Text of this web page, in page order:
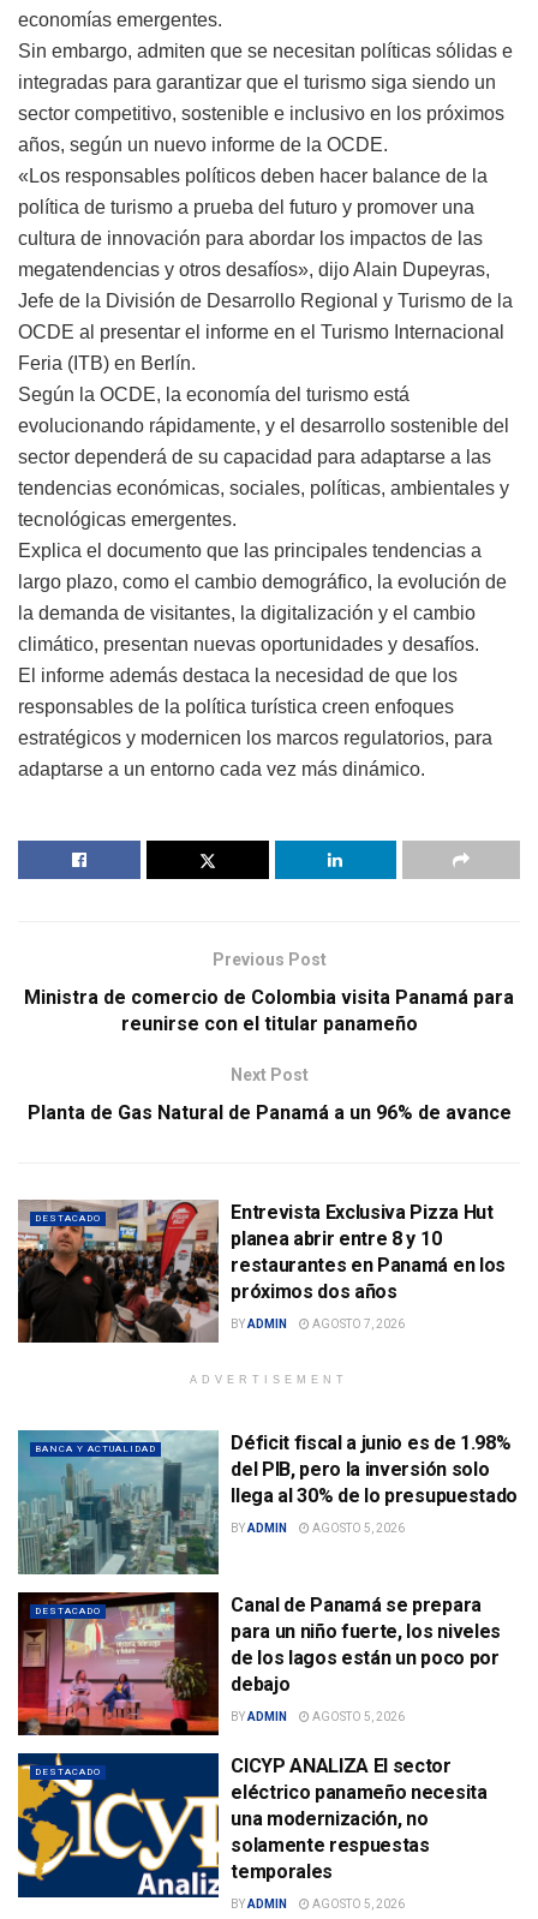
economías emergentes.
Sin embargo, admiten que se necesitan políticas sólidas e
integradas para garantizar que el turismo siga siendo un
sector competitivo, sostenible e inclusivo en los próximos
años, según un nuevo informe de la OCDE.
«Los responsables políticos deben hacer balance de la
política de turismo a prueba del futuro y promover una
cultura de innovación para abordar los impactos de las
megatendencias y otros desafíos», dijo Alain Dupeyras,
Jefe de la División de Desarrollo Regional y Turismo de la
OCDE al presentar el informe en el Turismo Internacional
Feria (ITB) en Berlín.
Según la OCDE, la economía del turismo está
evolucionando rápidamente, y el desarrollo sostenible del
sector dependerá de su capacidad para adaptarse a las
tendencias económicas, sociales, políticas, ambientales y
tecnológicas emergentes.
Explica el documento que las principales tendencias a
largo plazo, como el cambio demográfico, la evolución de
la demanda de visitantes, la digitalización y el cambio
climático, presentan nuevas oportunidades y desafíos.
El informe además destaca la necesidad de que los
responsables de la política turística creen enfoques
estratégicos y modernicen los marcos regulatorios, para
adaptarse a un entorno cada vez más dinámico.
Previous Post
Ministra de comercio de Colombia visita Panamá para
reunirse con el titular panameño
Next Post
Planta de Gas Natural de Panamá a un 96% de avance
DESTACADO
Entrevista Exclusiva Pizza Hut
planea abrir entre 8 y 10
restaurantes en Panamá en los
próximos dos años
BYADMIN AGOSTO 7, 2026
ADVERTISEMENT
BANCA Y ACTUALIDAD
Déficit fiscal a junio es de 1.98%
del PIB, pero la inversión solo
llega al 30% de lo presupuestado
BYADMIN AGOSTO 5, 2026
DESTACADO
Canal de Panamá se prepara
para un niño fuerte, los niveles
de los lagos están un poco por
debajo
BYADMIN AGOSTO 5, 2026
DESTACADO
CICYP ANALIZA El sector
eléctrico panameño necesita
una modernización, no
solamente respuestas
temporales
BYADMIN AGOSTO 5, 2026